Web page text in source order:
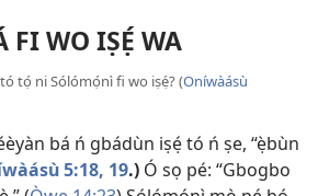
FI WO IṢẸ́ WA
tọ́ ni Sólómọ́nì fi wo iṣẹ́? (Oníwàásù
bá ń gbádùn iṣẹ́ tó ń ṣe, “ẹ̀bùn
5:18, 19.) Ó sọ pé: “Gbogbo